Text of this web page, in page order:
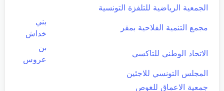
الجمعية الرياضية للتلفزة التونسية
مجمع التنمية الفلاحية بمقر
بني
خداش
الاتحاد الوطني للتاكسي
بن
عروس
المجلس التونسي للاجئين
جمعية الاعماق للغوص